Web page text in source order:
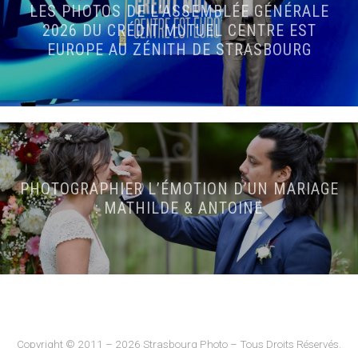
LES PHOTOS DE L’ASSEMBLÉE GÉNÉRALE
2026 DU CRÉDIT MUTUEL CENTRE EST
EUROPE AU ZÉNITH DE STRASBOURG
PHOTOGRAPHIER L’ÉMOTION D’UN MARIAGE
: MATHILDE & ANTOINE
Copyright © 2011 – 2026 Strasbourg Photo – Tous Droits Réservés.